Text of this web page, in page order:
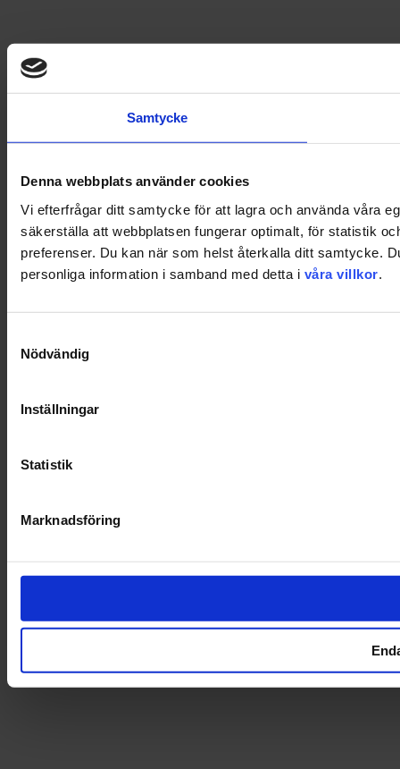
Samtycke
Denna webbplats använder cookies
Vi efterfrågar ditt samtycke för att lagra och använda våra
säkerställa att webbplatsen fungerar optimalt, för statistik
preferenser. Du kan när som helst återkalla ditt samtycke.
personliga information i samband med detta i våra villkor
Nödvändig
Inställningar
Statistik
Marknadsföring